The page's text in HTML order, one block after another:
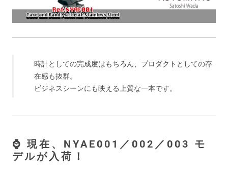
時計としての完成度はもちろん、プロダクトとしての存
在感も抜群。
ビジネスシーンにも映える上質な一本です。
⌚ 現在、NYAE001／002／003 モ
デルが入荷！